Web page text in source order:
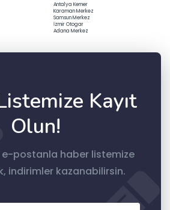
Antalya Kemer
Karaman Merkez
Samsun Merkez
İzmir Otogar
Adana Merkez
Kayıt
Olun!
e-postanla haber listemize
indirimler kazanabilirsin.